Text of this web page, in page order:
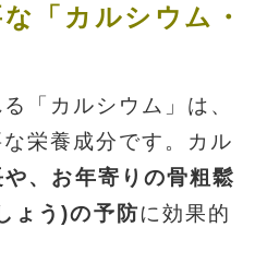
「カルシウム・
「カルシウム」は、
栄養成分です。カル
、お年寄りの骨粗鬆
ょう)の予防に効果的